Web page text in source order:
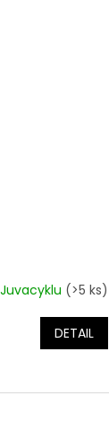
(>5 ks)
DETAIL